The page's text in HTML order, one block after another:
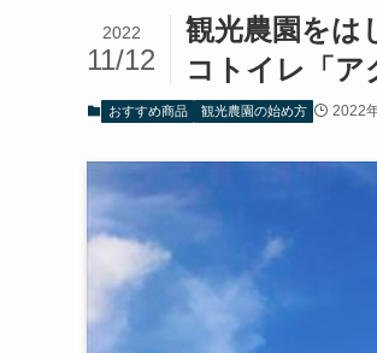
観光農園をは
コトイレ「ア
2022
11/12
おすすめ商品 観光農園の始め方 2022